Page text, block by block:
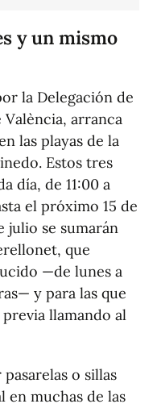
y un mismo
la Delegación de
arranca
las playas de la
Estos tres
día, de 11:00 a
el próximo 15 de
julio se sumarán
que
—de lunes a
y para las que
llamando al
o sillas
en muchas de las